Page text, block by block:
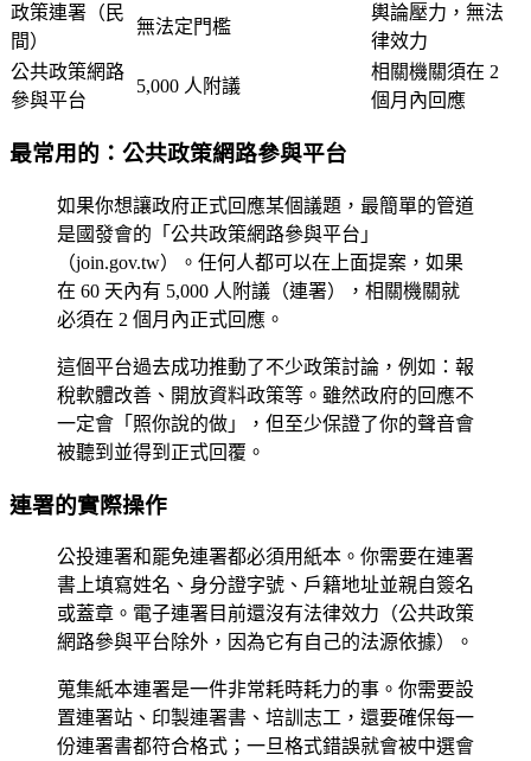
政策連署（民
間）
無法定門檻
輿論壓力，無法
律效力
公共政策網路
參與平台
5,000 人附議
相關機關須在 2
個月內回應
最常用的：公共政策網路參與平台
如果你想讓政府正式回應某個議題，最簡單的管道
是國發會的「公共政策網路參與平台」
（join.gov.tw）。任何人都可以在上面提案，如果
在 60 天內有 5,000 人附議（連署），相關機關就
必須在 2 個月內正式回應。
這個平台過去成功推動了不少政策討論，例如：報
稅軟體改善、開放資料政策等。雖然政府的回應不
一定會「照你說的做」，但至少保證了你的聲音會
被聽到並得到正式回覆。
連署的實際操作
公投連署和罷免連署都必須用紙本 。你需要在連署
書上填寫姓名、身分證字號、戶籍地址並親自簽名
或蓋章。電子連署目前還沒有法律效力（公共政策
網路參與平台除外，因為它有自己的法源依據）。
蒐集紙本連署是一件非常耗時耗力的事。你需要設
置連署站、印製連署書、培訓志工，還要確保每一
份連署書都符合格式；一旦格式錯誤就會被中選會